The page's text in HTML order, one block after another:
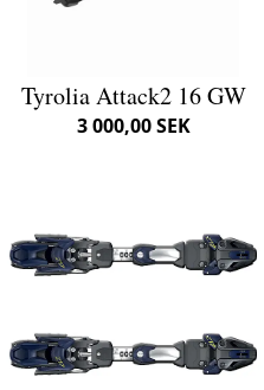
Tyrolia Attack2 16 GW
3 000,00 SEK